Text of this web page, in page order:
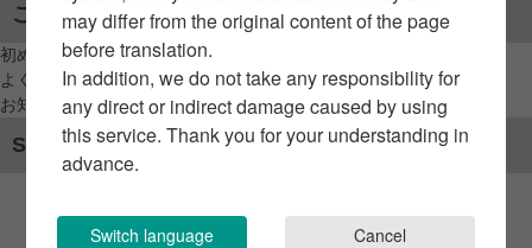
ご利用案内
初めてのお客様へ
よくあるご質問 / お問い合わせ
お知らせ
SNSアカウント
may differ from the original content of the page
before translation.
In addition, we do not take any responsibility for
any direct or indirect damage caused by using
this service. Thank you for your understanding in
advance.
Switch language Cancel